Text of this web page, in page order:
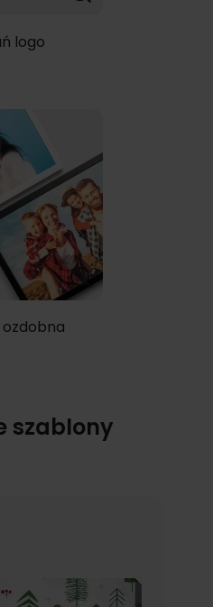
logo
ozdobna
szablony